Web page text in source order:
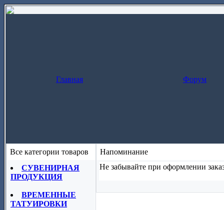
Главная Форум
Все категории товаров
СУВЕНИРНАЯ
ПРОДУКЦИЯ
ВРЕМЕННЫЕ
ТАТУИРОВКИ
Напоминание
Не забывайте при оформлении